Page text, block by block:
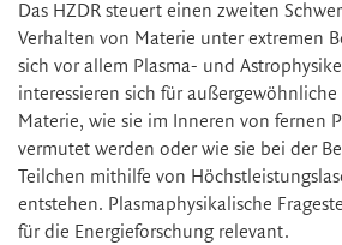
Das HZDR steuert einen zweiten
Verhalten von Materie unter extremen
sich vor allem Plasma- und
interessieren sich für
Materie, wie sie im Inneren von fernen
vermutet werden oder wie sie bei der
Teilchen mithilfe von
entstehen. Plasmaphysikalische
für die Energieforschung relevant.